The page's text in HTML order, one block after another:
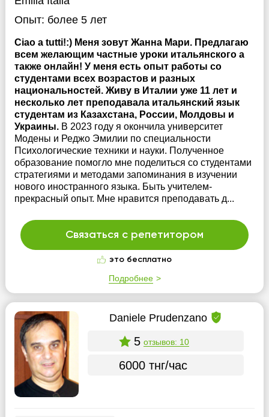
Опыт: более 5 лет
Ciao a tutti!:) Меня зовут Жанна Мари. Предлагаю
всем желающим частные уроки итальянского а
также онлайн! У меня есть опыт работы со
студентами всех возрастов и разных
национальностей. Живу в Италии уже 11 лет и
несколько лет преподавала итальянский язык
студентам из Казахстана, России, Молдовы и
Украины. В 2023 году я окончила университет
Модены и Реджо Эмилии по специальности
Психологические техники и науки. Полученное
образование помогло мне поделиться со студентами
стратегиями и методами запоминания в изучении
нового иностранного языка. Быть учителем-
прекрасный опыт. Мне нравится преподавать д...
Связаться с репетитором
это бесплатно
Подробнее
Daniele Prudenzano
5 отзывов: 10
6000 тнг/час